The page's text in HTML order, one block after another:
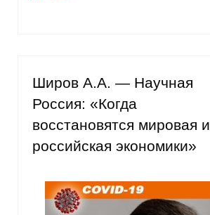
Широв А.А. — Научная
Россия: «Когда
восстановятся мировая и
российская экономики»